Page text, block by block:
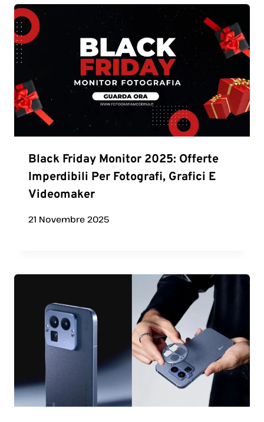
Black Friday Monitor 2025: Offerte
Imperdibili Per Fotografi, Grafici E
Videomaker
21 Novembre 2025